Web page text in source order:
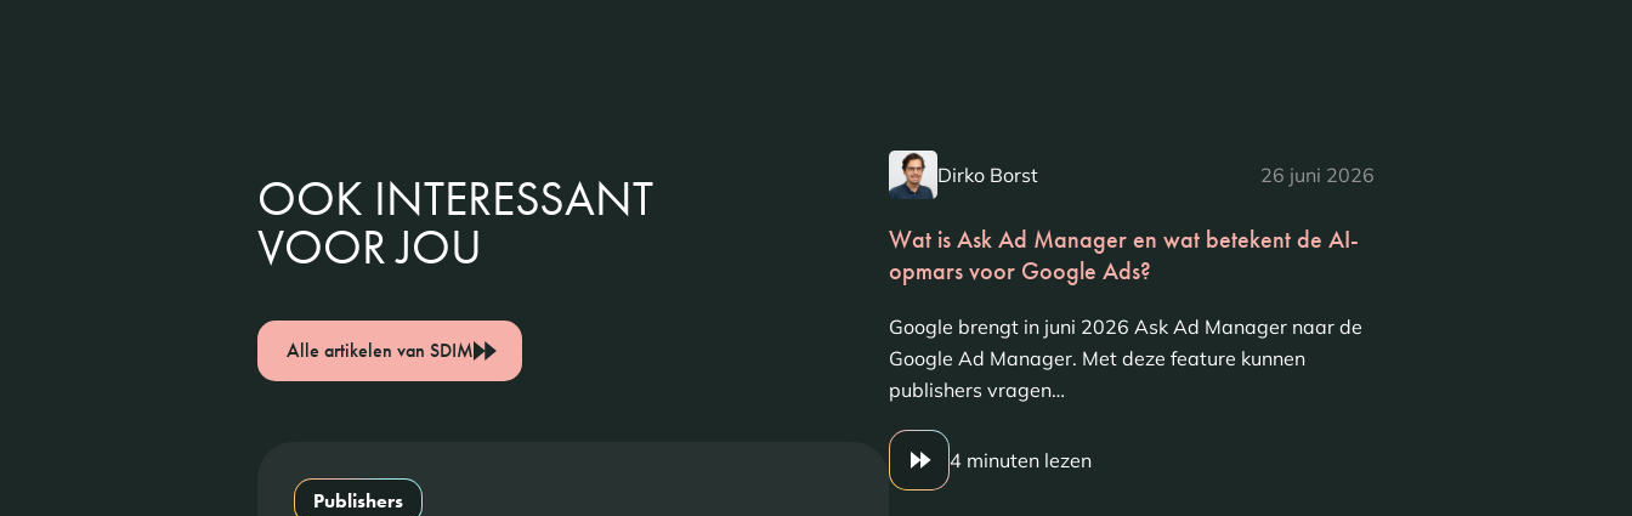
OOK INTERESSANT
VOOR JOU
Alle artikelen van SDIM
Publishers
Dirko Borst 26 juni 2026
Wat is Ask Ad Manager en wat betekent de AI-
opmars voor Google Ads?
Google brengt in juni 2026 Ask Ad Manager naar de
Google Ad Manager. Met deze feature kunnen
publishers vragen…
4 minuten lezen